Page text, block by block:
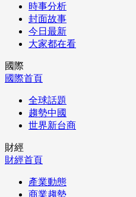
時事分析
封面故事
今日最新
大家都在看
國際
國際首頁
全球話題
趨勢中國
世界新台商
財經
財經首頁
產業動態
商業趨勢